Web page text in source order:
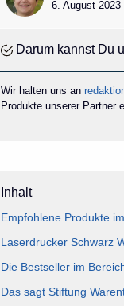
6. August
Darum kannst Du
Wir halten uns an
Produkte unserer Partner
Inhalt
Empfohlene Produkte
Laserdrucker Schwarz
Die Bestseller im
Das sagt Stiftung